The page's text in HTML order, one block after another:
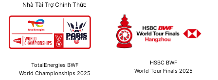
Nhà Tài Trợ Chính Thức
TotalEnergies BWF
World Championships 2025
HSBC BWF
World Tour Finals 2025